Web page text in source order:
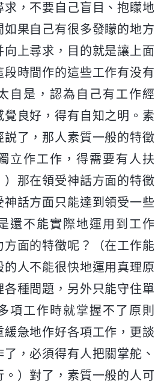
，不要自己盲目、抱矇地
果自己有很多發矇的地方
上尋求，目的就是讓上面
時間作的這些工作有没有
自是，認為自己有工作經
良好，得有自知之明。素
説了，那人素質一般的特徵
立作工作，得需要有人扶
那在領受神話方面的特徵
話方面只能達到領受一些
還不能實際地運用到工作
方面的特徵呢？（在工作能
人不能很快地運用真理原
種問題，另外只能守住單
項工作時就掌握不了原則
緩急地作好各項工作，更談
，必須得有人把關掌舵、
）對了，素質一般的人可